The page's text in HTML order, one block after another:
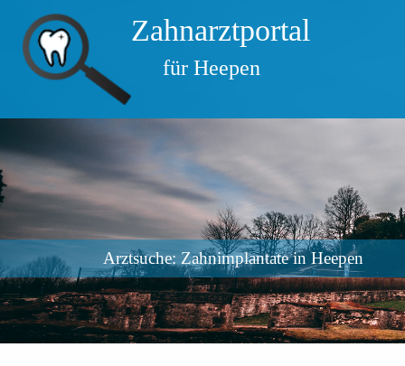
Zahnarztportal
für Heepen
Arztsuche: Zahnimplantate in Heepen